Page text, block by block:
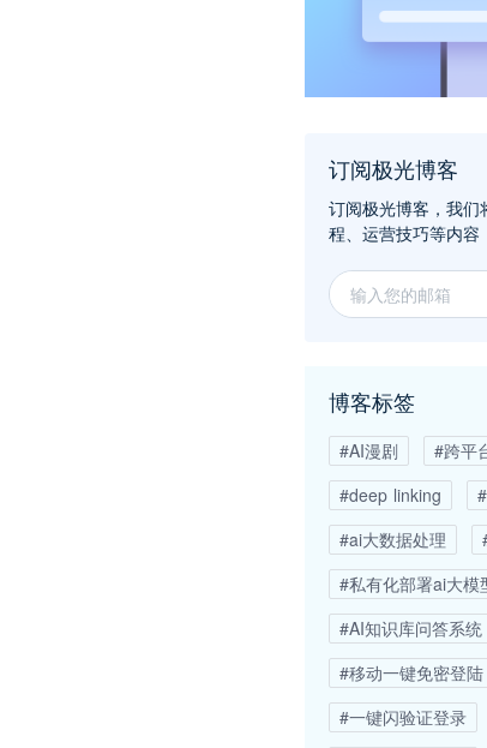
订阅极光博客
订阅极光博客，我们
程、运营技巧等内容
博客标签
#AI漫剧 #跨平
#deep linking
#ai大数据处理
#私有化部署ai大模
#AI知识库问答系统
#移动一键免密登陆
#一键闪验证登录